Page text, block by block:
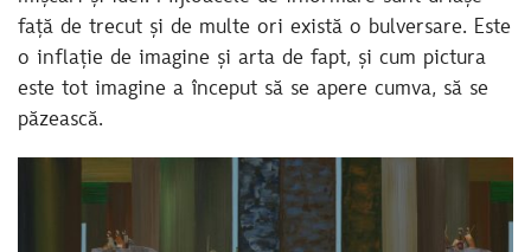
față de trecut și de multe ori există o bulversare. Este
o inflație de imagine și arta de fapt, și cum pictura
este tot imagine a început să se apere cumva, să se
păzească.